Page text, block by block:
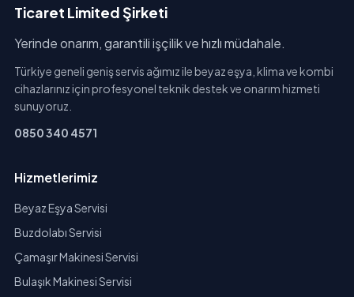
Ticaret Limited Şirketi
Yerinde onarım, garantili işçilik ve hızlı müdahale.
Türkiye geneli geniş servis ağımız ile beyaz eşya, klima ve kombi
cihazlarınız için profesyonel teknik destek ve onarım hizmeti
sunuyoruz.
0850 340 4571
Hizmetlerimiz
Beyaz Eşya Servisi
Buzdolabı Servisi
Çamaşır Makinesi Servisi
Bulaşık Makinesi Servisi